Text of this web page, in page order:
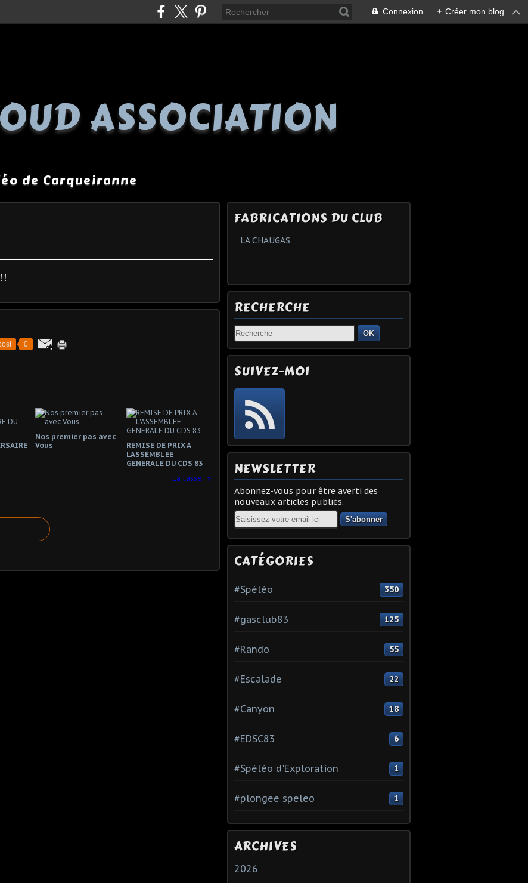
Connexion + Créer mon blog
ASSOCIATION
de Carqueiranne
0
Nos premier pas avec
Vous
REMISE DE PRIX A
L'ASSEMBLEE
GENERALE DU CDS 83
La tasse.
FABRICATIONS DU CLUB
LA CHAUGAS
RECHERCHE
OK
SUIVEZ-MOI
NEWSLETTER
Abonnez-vous pour être averti des
nouveaux articles publiés.
Email
CATÉGORIES
#Spéléo 350
#gasclub83 125
#Rando 55
#Escalade 22
#Canyon 18
#EDSC83 6
#Spéléo d'Exploration 1
#plongee speleo 1
ARCHIVES
2026